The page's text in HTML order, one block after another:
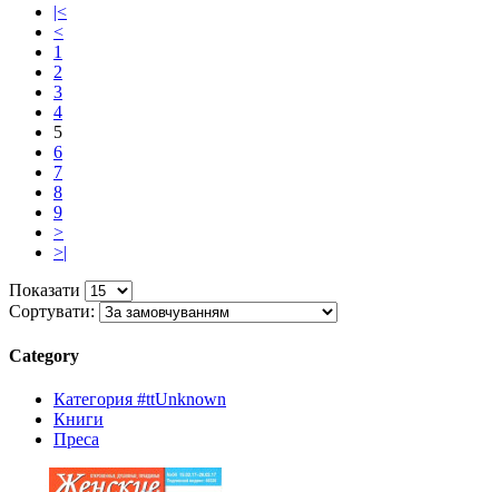
|<
<
1
2
3
4
5
6
7
8
9
>
>|
Показати
Сортувати:
Category
Категория #ttUnknown
Книги
Преса